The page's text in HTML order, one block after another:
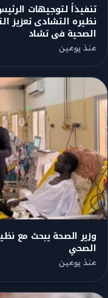
تنفيذاً لتوجيهات
نظيره التشادى تعزيز
الصحية فى تشاد
منذ يومين
وزير الصحة يبحث مع
الصحي
منذ يومين